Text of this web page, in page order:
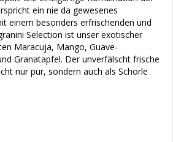
ein nie da gewesenes
einem besonders erfrischenden und
Selection ist unser exotischer
Maracuja, Mango, Guave-
Granatapfel. Der unverfälscht frische
nur pur, sondern auch als Schorle